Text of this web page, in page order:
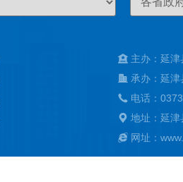
主办：延
承办：延
电话：
地址：延
网址：